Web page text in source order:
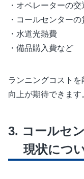
・オペレーターの交
・コールセンターの
・水道光熱費
・備品購入費など
ランニングコスト
向上が期待できます
コールセ
現状につ